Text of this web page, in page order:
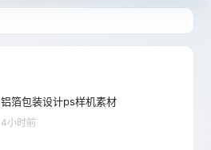
铝箔包装设计ps样机素材
4小时前